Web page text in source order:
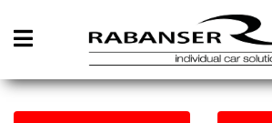
Open menu